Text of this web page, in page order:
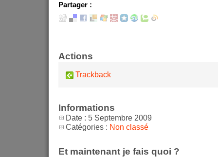
Partager :
Actions
Trackback
Informations
Date : 5 Septembre 2009
Catégories : Non classé
Et maintenant je fais quoi ?